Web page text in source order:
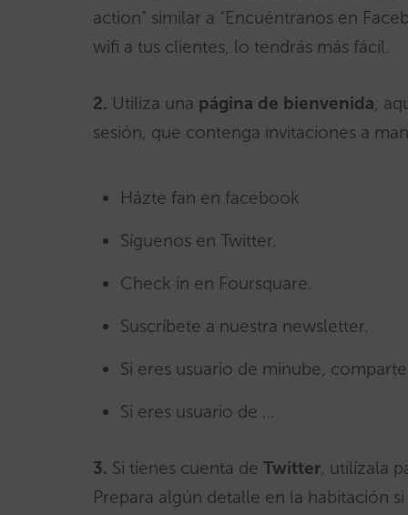
action” similar a “Encuéntranos en
wifi a tus clientes, lo tendrás más fácil.
2. Utiliza una página de bienvenida,
sesión, que contenga invitaciones a
Házte fan en facebook
Síguenos en Twitter.
Check in en Foursquare.
Suscríbete a nuestra newsletter.
Si eres usuario de minube,
Si eres usuario de …
3. Si tienes cuenta de Twitter, utilízala
Prepara algún detalle en la habitación